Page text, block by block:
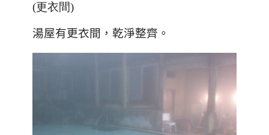
(更衣間)
湯屋有更衣間，乾淨整齊。